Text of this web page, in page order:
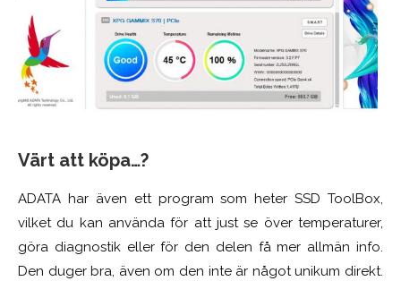
Värt att köpa…?
ADATA har även ett program som heter SSD ToolBox,
vilket du kan använda för att just se över temperaturer,
göra diagnostik eller för den delen få mer allmän info.
Den duger bra, även om den inte är något unikum direkt.